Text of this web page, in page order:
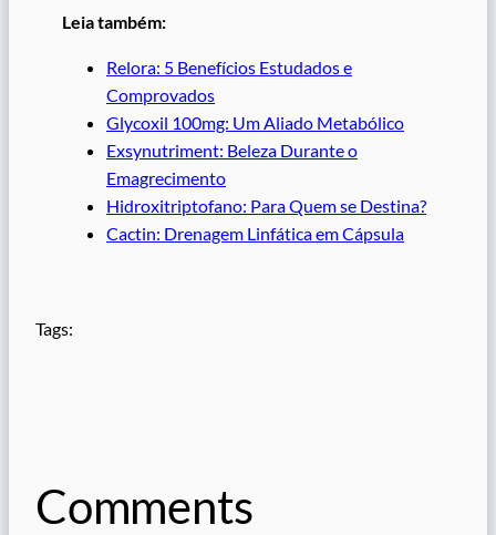
Leia também:
Relora: 5 Benefícios Estudados e
Comprovados
Glycoxil 100mg: Um Aliado Metabólico
Exsynutriment: Beleza Durante o
Emagrecimento
Hidroxitriptofano: Para Quem se Destina?
Cactin: Drenagem Linfática em Cápsula
Tags:
Comments